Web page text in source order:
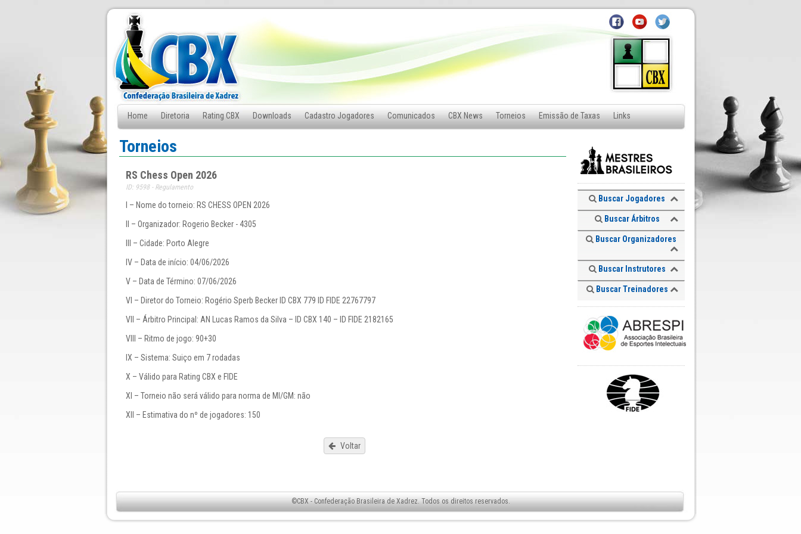
Home Diretoria Rating CBX Downloads Cadastro Jogadores Comunicados CBX News Torneios Emissão de Taxas Links
Fale Conosco
Torneios
RS Chess Open 2026
ID: 9598 - Regulamento
I – Nome do torneio: RS CHESS OPEN 2026
II – Organizador: Rogerio Becker - 4305
III – Cidade: Porto Alegre
IV – Data de início: 04/06/2026
V – Data de Término: 07/06/2026
VI – Diretor do Torneio: Rogério Sperb Becker ID CBX 779 ID FIDE 22767797
VII – Árbitro Principal: AN Lucas Ramos da Silva – ID CBX 140 – ID FIDE 2182165
VIII – Ritmo de jogo: 90+30
IX – Sistema: Suiço em 7 rodadas
X – Válido para Rating CBX e FIDE
XI – Torneio não será válido para norma de MI/GM: não
XII – Estimativa do nº de jogadores: 150
Voltar
Buscar Jogadores
Buscar Árbitros
Buscar Organizadores
Buscar Instrutores
Buscar Treinadores
©CBX - Confederação Brasileira de Xadrez. Todos os direitos reservados.